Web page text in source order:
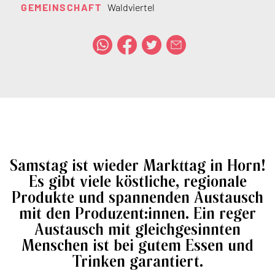
GEMEINSCHAFT Waldviertel
Samstag ist wieder Markttag in Horn!
Es gibt viele köstliche, regionale
Produkte und spannenden Austausch
mit den Produzent:innen. Ein reger
Austausch mit gleichgesinnten
Menschen ist bei gutem Essen und
Trinken garantiert.